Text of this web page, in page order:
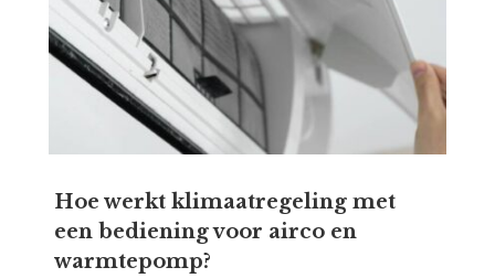
Hoe werkt klimaatregeling met
een bediening voor airco en
warmtepomp?